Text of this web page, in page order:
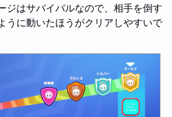
ジはサバイバルなので、相手を倒す
うに動いたほうがクリアしやすいで